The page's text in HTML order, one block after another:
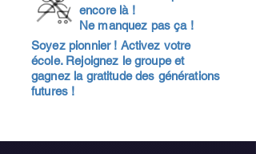
encore là !
Ne manquez pas ça !
Soyez pionnier ! Activez votre
école. Rejoignez le groupe et
gagnez la gratitude des générations
futures !